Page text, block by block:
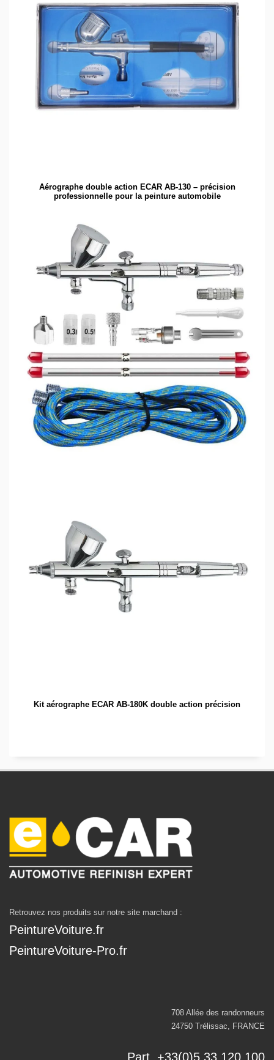
Aérographe double action ECAR AB-130 – précision
professionnelle pour la peinture automobile
Kit aérographe ECAR AB-180K double action précision
Retrouvez nos produits sur notre site marchand :
PeintureVoiture.fr
PeintureVoiture-Pro.fr
708 Allée des randonneurs
24750 Trélissac, FRANCE
Part. +33(0)5 33 120 100